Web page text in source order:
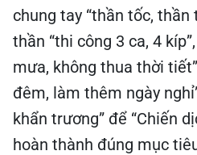
chung tay “thần tốc, thần
thần “thi công 3 ca, 4
mưa, không thua thời
đêm, làm thêm ngày
khẩn trương” để “Chiến
hoàn thành đúng mục